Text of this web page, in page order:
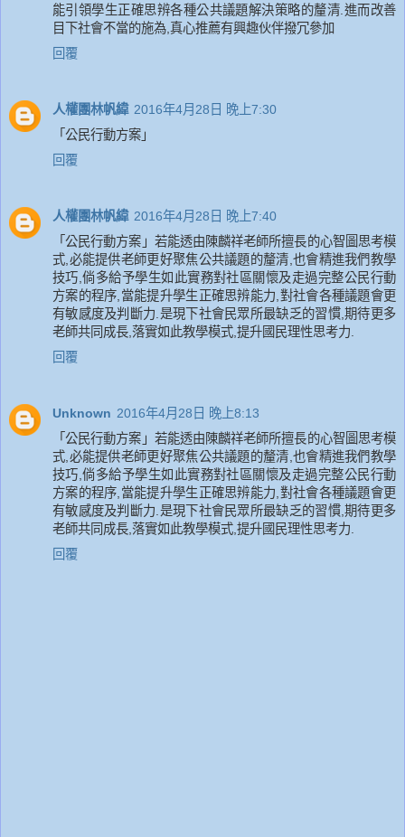
能引領學生正確思辨各種公共議題解決策略的釐清.進而改善
目下社會不當的施為,真心推薦有興趣伙伴撥冗參加
回覆
人權團林帆緯 2016年4月28日 晚上7:30
「公民行動方案」
回覆
人權團林帆緯 2016年4月28日 晚上7:40
「公民行動方案」若能透由陳麟祥老師所擅長的心智圖思考模
式,必能提供老師更好聚焦公共議題的釐清,也會精進我們教學
技巧,倘多給予學生如此實務對社區關懷及走過完整公民行動
方案的程序,當能提升學生正確思辨能力,對社會各種議題會更
有敏感度及判斷力.是現下社會民眾所最缺乏的習慣,期待更多
老師共同成長,落實如此教學模式,提升國民理性思考力.
回覆
Unknown 2016年4月28日 晚上8:13
「公民行動方案」若能透由陳麟祥老師所擅長的心智圖思考模
式,必能提供老師更好聚焦公共議題的釐清,也會精進我們教學
技巧,倘多給予學生如此實務對社區關懷及走過完整公民行動
方案的程序,當能提升學生正確思辨能力,對社會各種議題會更
有敏感度及判斷力.是現下社會民眾所最缺乏的習慣,期待更多
老師共同成長,落實如此教學模式,提升國民理性思考力.
回覆